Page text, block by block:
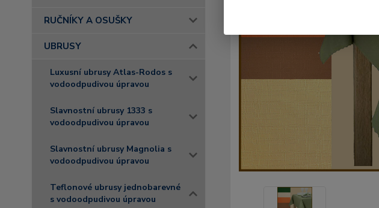
RUČNÍKY A OSUŠKY
UBRUSY
Luxusní ubrusy Atlas-Rodos s
vodoodpudivou úpravou
Slavnostní ubrusy 1333 s
vodoodpudivou úpravou
Slavnostní ubrusy Magnolia s
vodoodpudivou úpravou
Teflonové ubrusy jednobarevné
s vodoodpudivou úpravou